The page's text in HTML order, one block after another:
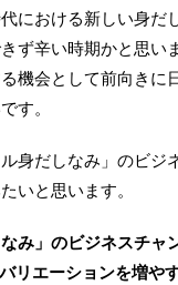
における新しい身だ
ず辛い時期かと思い
機会として前向きに
す。
身だしなみ」のビジ
いと思います。
み」のビジネスチャ
リエーションを増や